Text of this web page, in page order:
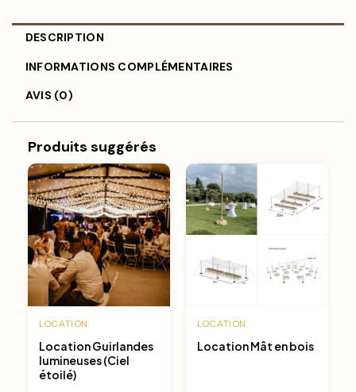
DESCRIPTION
INFORMATIONS COMPLÉMENTAIRES
AVIS (0)
Produits suggérés
LOCATION
Location Guirlandes
lumineuses (Ciel
étoilé)
LOCATION
Location Mât en bois